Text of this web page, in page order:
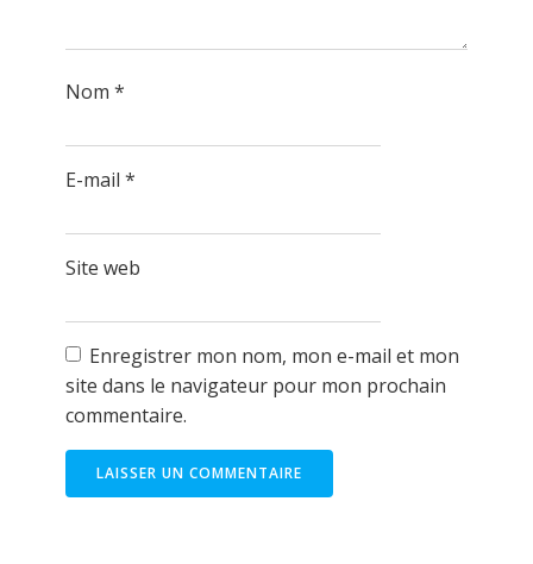
Nom *
E-mail *
Site web
Enregistrer mon nom, mon e-mail et mon
site dans le navigateur pour mon prochain
commentaire.